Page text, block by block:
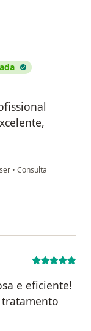
• Consulta
e eficiente!